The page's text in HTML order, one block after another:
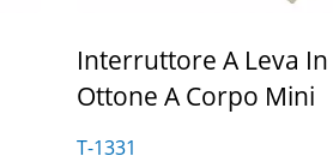
Interruttore A Leva In
Ottone A Corpo Mini
T-1331